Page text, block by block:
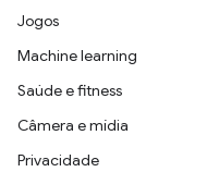
Jogos
Machine learning
Saúde e fitness
Câmera e mídia
Privacidade